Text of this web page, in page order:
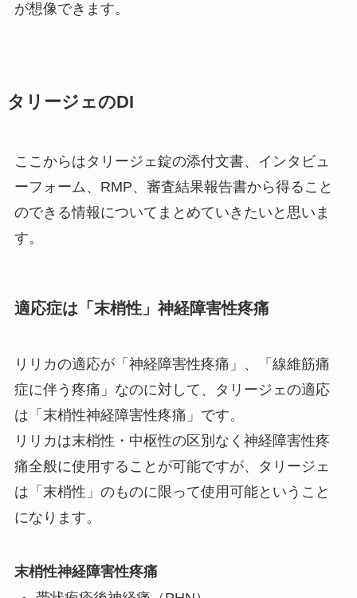
が想像できます。
タリージェのDI
ここからはタリージェ錠の添付文書、インタビュ
ーフォーム、RMP、審査結果報告書から得ること
のできる情報についてまとめていきたいと思いま
す。
適応症は「末梢性」神経障害性疼痛
リリカの適応が「神経障害性疼痛」、「線維筋痛
症に伴う疼痛」なのに対して、タリージェの適応
は「 末梢性神経障害性疼痛」です。
リリカは末梢性・中枢性の区別なく神経障害性疼
痛全般に使用することが可能ですが、
タリージェ
は「末梢性」のものに限って使用可能ということ
になります。
末梢性神経障害性疼痛